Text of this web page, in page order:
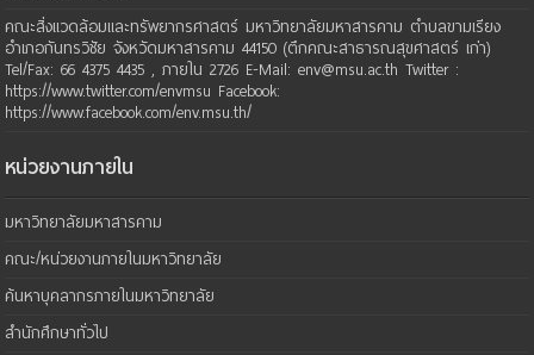
คณะสิ่งแวดล้อมและทรัพยากรศาสตร์ มหาวิทยาลัยมหาสารคาม ตำบลขามเรียง
อำเภอกันทรวิชัย จังหวัดมหาสารคาม 44150 (ตึกคณะสาธารณสุขศาสตร์ เก่า)
Tel/Fax: 66 4375 4435 , ภายใน 2726 E-Mail: env@msu.ac.th Twitter :
https://www.twitter.com/envmsu Facebook:
https://www.facebook.com/env.msu.th/
หน่วยงานภายใน
มหาวิทยาลัยมหาสารคาม
คณะ/หน่วยงานภายในมหาวิทยาลัย
ค้นหาบุคลากรภายในมหาวิทยาลัย
สำนักศึกษาทั่วไป